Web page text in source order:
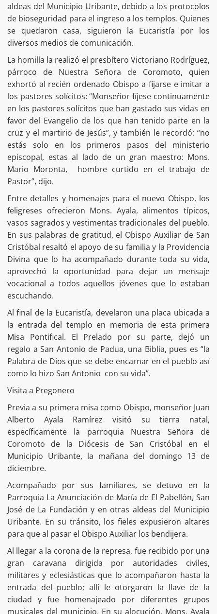
aldeas del Municipio Uribante, debido a los protocolos
de bioseguridad para el ingreso a los templos. Quienes
se quedaron casa, siguieron la Eucaristía por los
diversos medios de comunicación.
La homilía la realizó el presbítero Victoriano Rodríguez,
párroco de Nuestra Señora de Coromoto, quien
exhortó al recién ordenado Obispo a fijarse e imitar a
los pastores solícitos: “Monseñor fíjese continuamente
en los pastores solícitos que han gastado sus vidas en
favor del Evangelio de los que han tenido parte en la
cruz y el martirio de Jesús”, y también le recordó: “no
estás solo en los primeros pasos del ministerio
episcopal, estas al lado de un gran maestro: Mons.
Mario Moronta, hombre curtido en el trabajo de
Pastor”, dijo.
Entre detalles y homenajes para el nuevo Obispo, los
feligreses ofrecieron Mons. Ayala, alimentos típicos,
vasos sagrados y vestimentas tradicionales del pueblo.
En sus palabras de gratitud, el Obispo Auxiliar de San
Cristóbal resaltó el apoyo de su familia y la Providencia
Divina que lo ha acompañado durante toda su vida,
aprovechó la oportunidad para dejar un mensaje
vocacional a todos aquellos jóvenes que lo estaban
escuchando.
Al final de la Eucaristía, develaron una placa ubicada a
la entrada del templo en memoria de esta primera
Misa Pontifical. El Prelado por su parte, dejó un
regalo a San Antonio de Padua, una Biblia, pues es “la
Palabra de Dios que se debe encarnar en el pueblo así
como lo hizo San Antonio con su vida”.
Visita a Pregonero
Previa a su primera misa como Obispo, monseñor Juan
Alberto Ayala Ramírez visitó su tierra natal,
específicamente la parroquia Nuestra Señora de
Coromoto de la Diócesis de San Cristóbal en el
Municipio Uribante, la mañana del domingo 13 de
diciembre.
Acompañado por sus familiares, se detuvo en la
Parroquia La Anunciación de María de El Pabellón, San
José de La Fundación y en otras aldeas del Municipio
Uribante. En su tránsito, los fieles expusieron altares
para que al pasar el Obispo Auxiliar los bendijera.
Al llegar a la corona de la represa, fue recibido por una
gran caravana dirigida por autoridades civiles,
militares y eclesiásticas que lo acompañaron hasta la
entrada del pueblo; allí le otorgaron la llave de la
ciudad y fue homenajeado por diferentes grupos
musicales del municipio. En su alocución, Mons. Ayala